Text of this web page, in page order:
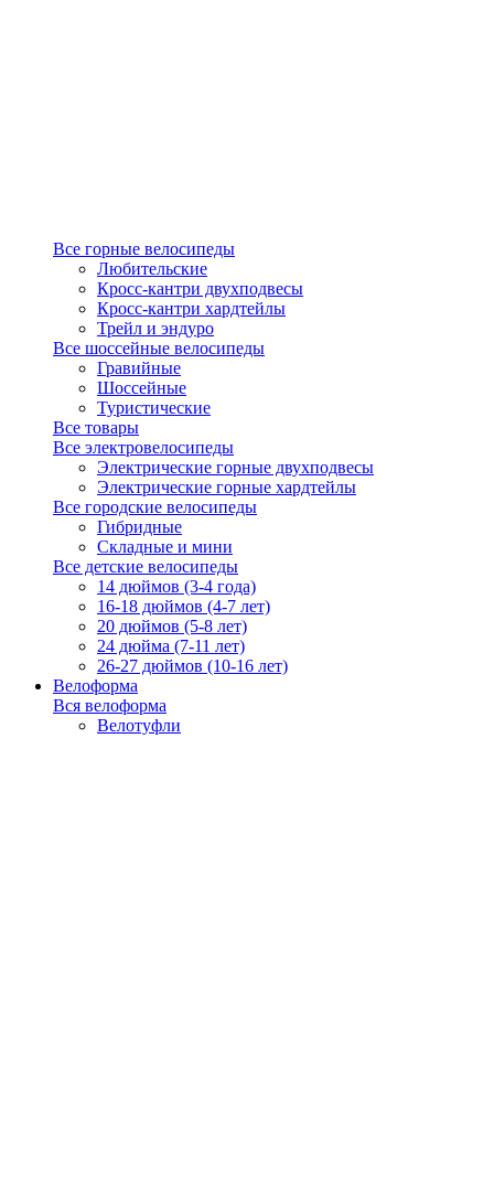
Все горные велосипеды
Любительские
Кросс-кантри двухподвесы
Кросс-кантри хардтейлы
Трейл и эндуро
Все шоссейные велосипеды
Гравийные
Шоссейные
Туристические
Все товары
Все электровелосипеды
Электрические горные двухподвесы
Электрические горные хардтейлы
Все городские велосипеды
Гибридные
Складные и мини
Все детские велосипеды
14 дюймов (3-4 года)
16-18 дюймов (4-7 лет)
20 дюймов (5-8 лет)
24 дюйма (7-11 лет)
26-27 дюймов (10-16 лет)
Велоформа
Вся велоформа
Велотуфли